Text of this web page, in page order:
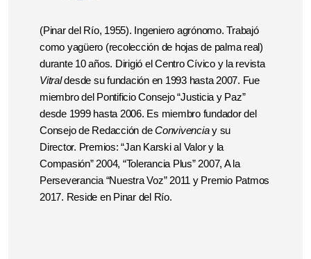
(Pinar del Río, 1955). Ingeniero agrónomo. Trabajó
como yagüero (recolección de hojas de palma real)
durante 10 años. Dirigió el Centro Cívico y la revista
Vitraldesde su fundación en 1993 hasta 2007. Fue
miembro del Pontificio Consejo “Justicia y Paz”
desde 1999 hasta 2006. Es miembro fundador del
Consejo de Redacción deConvivenciay su
Director. Premios: “Jan Karski al Valor y la
Compasión” 2004, “Tolerancia Plus” 2007, A la
Perseverancia “Nuestra Voz” 2011 y Premio Patmos
2017. Reside en Pinar del Río.